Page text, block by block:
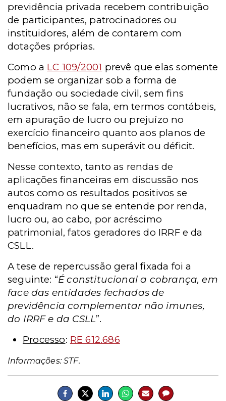
previdência privada recebem contribuição
de participantes, patrocinadores ou
instituidores, além de contarem com
dotações próprias.
Como a LC 109/2001 prevê que elas somente
podem se organizar sob a forma de
fundação ou sociedade civil, sem fins
lucrativos, não se fala, em termos contábeis,
em apuração de lucro ou prejuízo no
exercício financeiro quanto aos planos de
benefícios, mas em superávit ou déficit.
Nesse contexto, tanto as rendas de
aplicações financeiras em discussão nos
autos como os resultados positivos se
enquadram no que se entende por renda,
lucro ou, ao cabo, por acréscimo
patrimonial, fatos geradores do IRRF e da
CSLL.
A tese de repercussão geral fixada foi a
seguinte: “É constitucional a cobrança, em
face das entidades fechadas de
previdência complementar não imunes,
do IRRF e da CSLL”.
Processo: RE 612.686
Informações: STF.